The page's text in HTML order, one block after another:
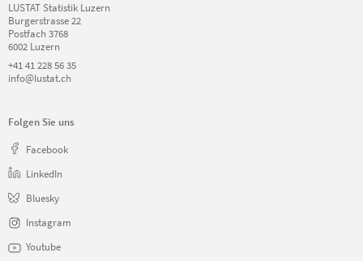
LUSTAT Statistik Luzern
Burgerstrasse 22
Postfach 3768
6002 Luzern
+41 41 228 56 35
info@lustat.ch
Folgen Sie uns
Facebook
LinkedIn
Bluesky
Instagram
Youtube